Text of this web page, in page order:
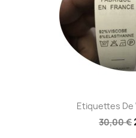
Etiquettes De
30,00 €